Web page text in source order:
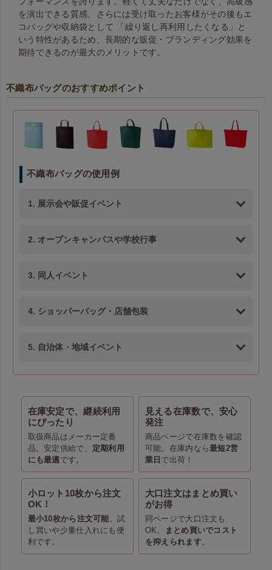
を演出できる質感、さらには受け取ったお客様がその後もエ
コバッグや収納袋として 「繰り返し再利用したくなる」と
いう特性があるため、長期的な販促・ブランディング効果を
期待できるのが最大のメリットです。
不織布バッグのおすすめポイント
不織布バッグの使用例
1. 展示会や販促イベント
2. オープンキャンパスや学校行事
3. 同人イベント
4. ショッパーバッグ・店舗包装
5. 自治体・地域イベント
在庫安定で、継続利用
にぴったり
取扱商品はメーカー定番
品。安定供給で、 定期利用
にも最適です。
見える在庫数で、安心
発注
商品ページで在庫数を確認
可能。在庫内なら最短2営
業日 で出荷！
小ロット10枚から注文
OK！
最小10枚から注文可能。試
し買いや少量仕入れにも便
利です。
大口注文はまとめ買い
がお得
同ページで大口注文も
OK。
まとめ買いでコスト
を抑えられます。